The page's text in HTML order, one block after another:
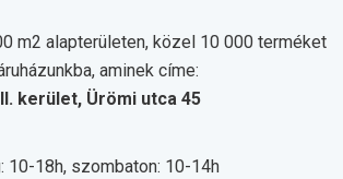
m2 alapterületen, közel 10 000 terméket
aminek címe:
kerület, Ürömi utca 45
10-18h, szombaton: 10-14h